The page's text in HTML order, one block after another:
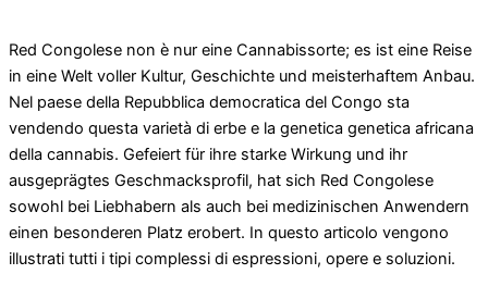
Red Congolese non è nur eine Cannabissorte; es ist eine Reise
in eine Welt voller Kultur, Geschichte und meisterhaftem Anbau.
Nel paese della Repubblica democratica del Congo sta
vendendo questa varietà di erbe e la genetica genetica africana
della cannabis. Gefeiert für ihre starke Wirkung und ihr
ausgeprägtes Geschmacksprofil, hat sich Red Congolese
sowohl bei Liebhabern als auch bei medizinischen Anwendern
einen besonderen Platz erobert. In questo articolo vengono
illustrati tutti i tipi complessi di espressioni, opere e soluzioni.